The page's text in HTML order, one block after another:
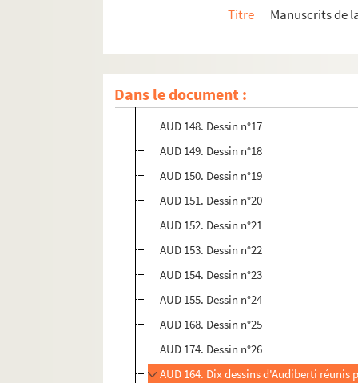
Titre
Manuscrits de
Dans le document :
AUD 145. Dessin n°14
AUD 146. Dessin n°15
AUD 147. Dessin n°16
AUD 148. Dessin n°17
AUD 149. Dessin n°18
AUD 150. Dessin n°19
AUD 151. Dessin n°20
AUD 152. Dessin n°21
AUD 153. Dessin n°22
AUD 154. Dessin n°23
AUD 155. Dessin n°24
AUD 168. Dessin n°25
AUD 174. Dessin n°26
AUD 164. Dix dessins d'Audiberti